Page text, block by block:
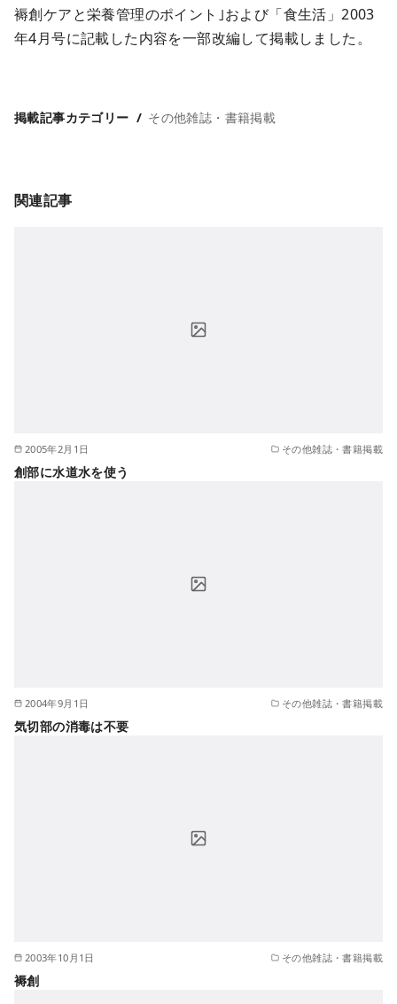
褥創ケアと栄養管理のポイント｣および「食生活」2003
年4月号に記載した内容を一部改編して掲載しました。
掲載記事カテゴリー その他雑誌・書籍掲載
関連記事
2005年2月1日 その他雑誌・書籍掲載
創部に水道水を使う
2004年9月1日 その他雑誌・書籍掲載
気切部の消毒は不要
2003年10月1日 その他雑誌・書籍掲載
褥創